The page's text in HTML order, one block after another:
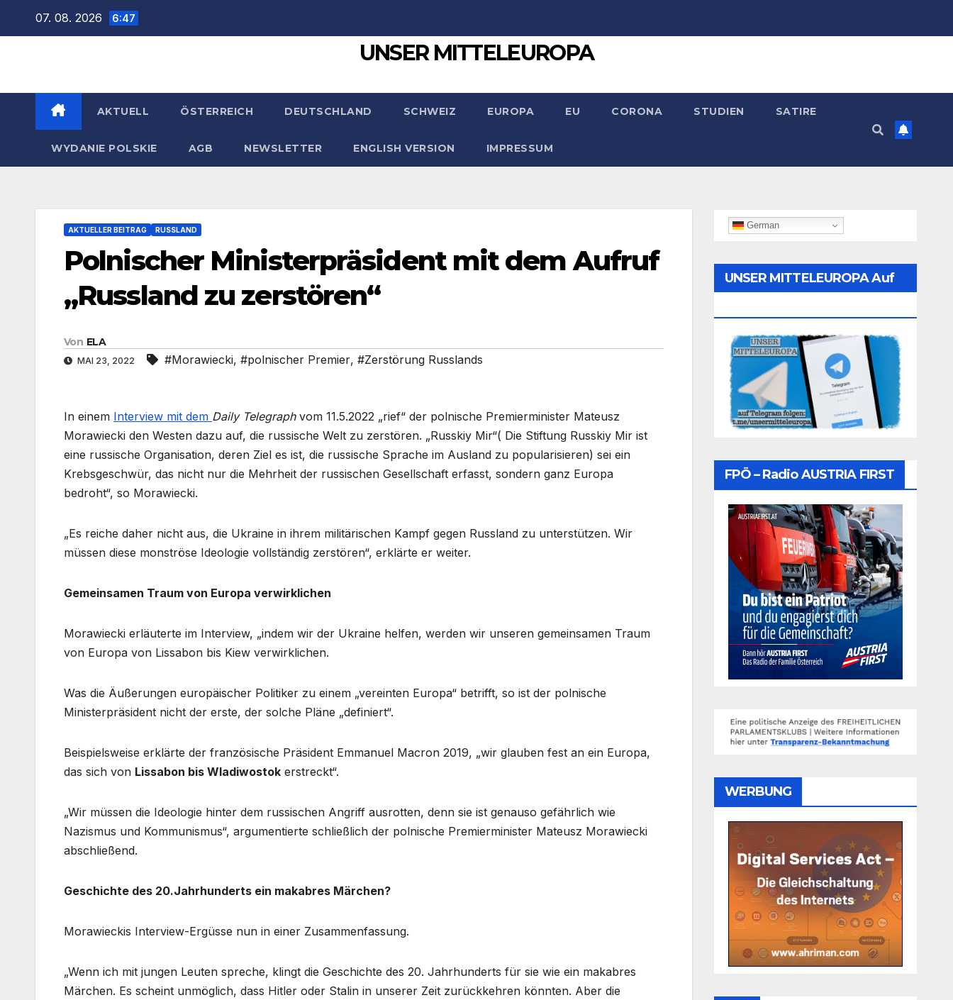
07. 08. 2026 6:47
UNSER MITTELEUROPA
AKTUELL ÖSTERREICH DEUTSCHLAND SCHWEIZ EUROPA EU CORONA STUDIEN SATIRE
WYDANIE POLSKIE AGB NEWSLETTER ENGLISH VERSION IMPRESSUM
AKTUELLER BEITRAG RUSSLAND
Polnischer Ministerpräsident mit dem Aufruf
„Russland zu zerstören“
Von ELA
MAI 23, 2022 #Morawiecki, #polnischer Premier, #Zerstörung Russlands
In einem Interview mit dem Daily Telegraph vom 11.5.2022 „rief“ der polnische Premierminister Mateusz
Morawiecki den Westen dazu auf, die russische Welt zu zerstören. „Russkiy Mir“( Die Stiftung Russkiy Mir ist
eine russische Organisation, deren Ziel es ist, die russische Sprache im Ausland zu popularisieren) sei ein
Krebsgeschwür, das nicht nur die Mehrheit der russischen Gesellschaft erfasst, sondern ganz Europa
bedroht“, so Morawiecki.
„Es reiche daher nicht aus, die Ukraine in ihrem militärischen Kampf gegen Russland zu unterstützen. Wir
müssen diese monströse Ideologie vollständig zerstören“, erklärte er weiter.
Gemeinsamen Traum von Europa verwirklichen
Morawiecki erläuterte im Interview, „indem wir der Ukraine helfen, werden wir unseren gemeinsamen Traum
von Europa von Lissabon bis Kiew verwirklichen.
Was die Äußerungen europäischer Politiker zu einem „vereinten Europa“ betrifft, so ist der polnische
Ministerpräsident nicht der erste, der solche Pläne „definiert“.
Beispielsweise erklärte der französische Präsident Emmanuel Macron 2019, „wir glauben fest an ein Europa,
das sich von Lissabon bis Wladiwostok erstreckt“.
„Wir müssen die Ideologie hinter dem russischen Angriff ausrotten, denn sie ist genauso gefährlich wie
Nazismus und Kommunismus“, argumentierte schließlich der polnische Premierminister Mateusz Morawiecki
abschließend.
Geschichte des 20.Jahrhunderts ein makabres Märchen?
Morawieckis Interview-Ergüsse nun in einer Zusammenfassung.
„Wenn ich mit jungen Leuten spreche, klingt die Geschichte des 20. Jahrhunderts für sie wie ein makabres
Märchen. Es scheint unmöglich, dass Hitler oder Stalin in unserer Zeit zurückkehren könnten. Aber die
German
UNSER MITTELEUROPA Auf
FPÖ – Radio AUSTRIA FIRST
WERBUNG